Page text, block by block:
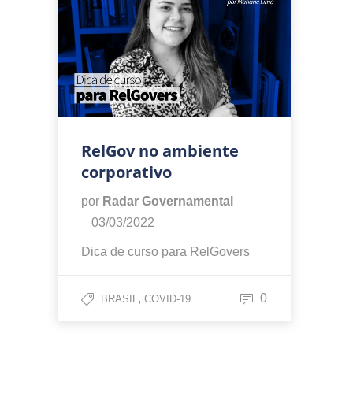
RelGov no ambiente
corporativo
por Radar Governamental
03/03/2022
Dica de curso para RelGovers
BRASIL, COVID-19 0